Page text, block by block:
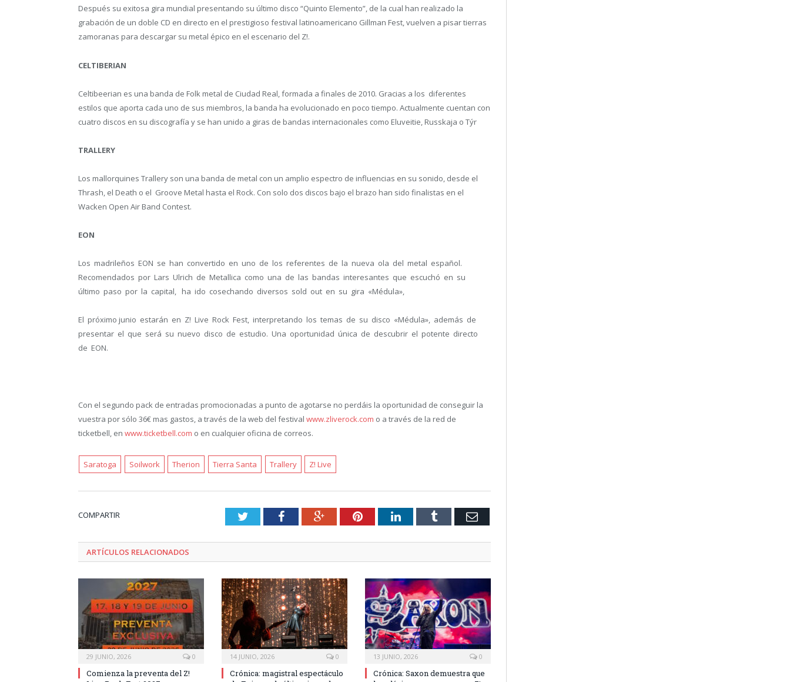
Después su exitosa gira mundial presentando su último disco “Quinto Elemento”, de la cual han realizado la
grabación de un doble CD en directo en el prestigioso festival latinoamericano Gillman Fest, vuelven a pisar tierras
zamoranas para descargar su metal épico en el escenario del Z!.
CELTIBERIAN
Celtibeerian es una banda de Folk metal de Ciudad Real, formada a finales de 2010. Gracias a los diferentes
estilos que aporta cada uno de sus miembros, la banda ha evolucionado en poco tiempo. Actualmente cuentan con
cuatro discos en su discografía y se han unido a giras de bandas internacionales como Eluveitie, Russkaja o Týr
TRALLERY
Los mallorquines Trallery son una banda de metal con un amplio espectro de influencias en su sonido, desde el
Thrash, el Death o el Groove Metal hasta el Rock. Con solo dos discos bajo el brazo han sido finalistas en el
Wacken Open Air Band Contest.
EON
Los madrileños EON se han convertido en uno de los referentes de la nueva ola del metal español.
Recomendados por Lars Ulrich de Metallica como una de las bandas interesantes que escuchó en su
último paso por la capital, ha ido cosechando diversos sold out en su gira «Médula»,
El próximo junio estarán en Z! Live Rock Fest, interpretando los temas de su disco «Médula», además de
presentar el que será su nuevo disco de estudio. Una oportunidad única de descubrir el potente directo
de EON.
Con el segundo pack de entradas promocionadas a punto de agotarse no perdáis la oportunidad de conseguir la
vuestra por sólo 36€ mas gastos, a través de la web del festival www.zliverock.com o a través de la red de
ticketbell, en www.ticketbell.com o en cualquier oficina de correos.
Saratoga Soilwork Therion Tierra Santa Trallery Z! Live
COMPARTIR TwitterFacebookGoogle+PinterestLinkedInTumblr Email
ARTÍCULOS RELACIONADOS
29 JUNIO, 2026 0
Comienza la preventa del Z!
14 JUNIO, 2026 0
Crónica: magistral espectáculo
13 JUNIO, 2026 0
Crónica: Saxon demuestra que